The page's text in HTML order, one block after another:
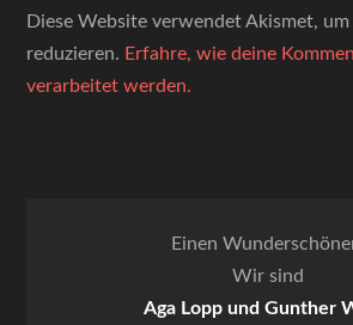
Diese Website verwendet Akismet, um
reduzieren. Erfahre, wie deine
verarbeitet werden.
Einen
Wir sind
Aga Lopp und Gunther